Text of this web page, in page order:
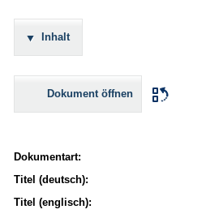
Inhalt
Dokument öffnen
Dokumentart:
Titel (deutsch):
Titel (englisch):